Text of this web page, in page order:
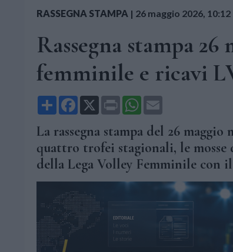
RASSEGNA STAMPA | 26 maggio 2026, 10:12
Rassegna stampa
femminile e ricavi
Share Facebook
X Print WhatsApp
La rassegna stampa del 26
quattro trofei stagionali, le mosse
della Lega Volley Femminile